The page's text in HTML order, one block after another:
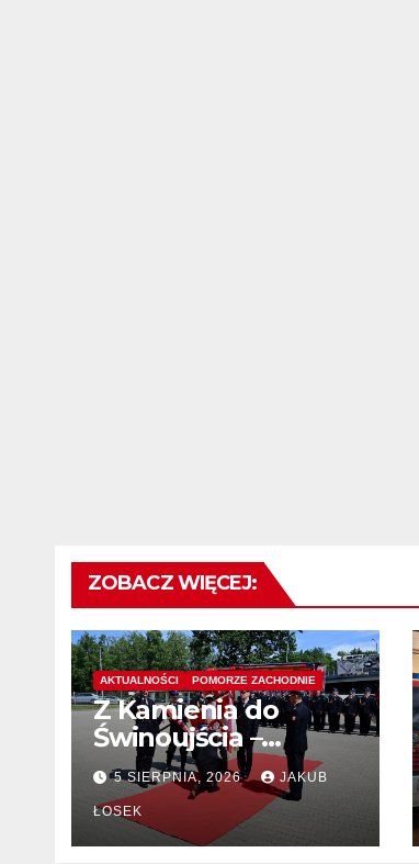
ZOBACZ WIĘCEJ:
AKTUALNOŚCI POMORZE ZACHODNIE
Z Kamienia do
Świnoujścia –
zmiany kadrowe na
stanowiskach
komendantów
5 SIERPNIA, 2026 JAKUB
ŁOSEK